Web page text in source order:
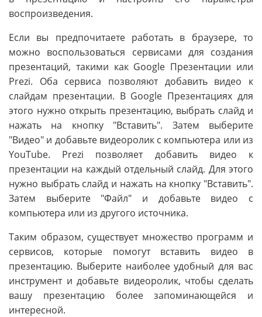
воспроизведения.
Если вы предпочитаете работать в браузере, то
можно воспользоваться сервисами для создания
презентаций, такими как Google Презентации или
Prezi. Оба сервиса позволяют добавить видео к
слайдам презентации. В Google Презентациях для
этого нужно открыть презентацию, выбрать слайд и
нажать на кнопку "Вставить". Затем выберите
"Видео" и добавьте видеоролик с компьютера или из
YouTube. Prezi позволяет добавить видео к
презентации на каждый отдельный слайд. Для этого
нужно выбрать слайд и нажать на кнопку "Вставить".
Затем выберите "Файл" и добавьте видео с
компьютера или из другого источника.
Таким образом, существует множество программ и
сервисов, которые помогут вставить видео в
презентацию. Выберите наиболее удобный для вас
инструмент и добавьте видеоролик, чтобы сделать
вашу презентацию более запоминающейся и
интересной.